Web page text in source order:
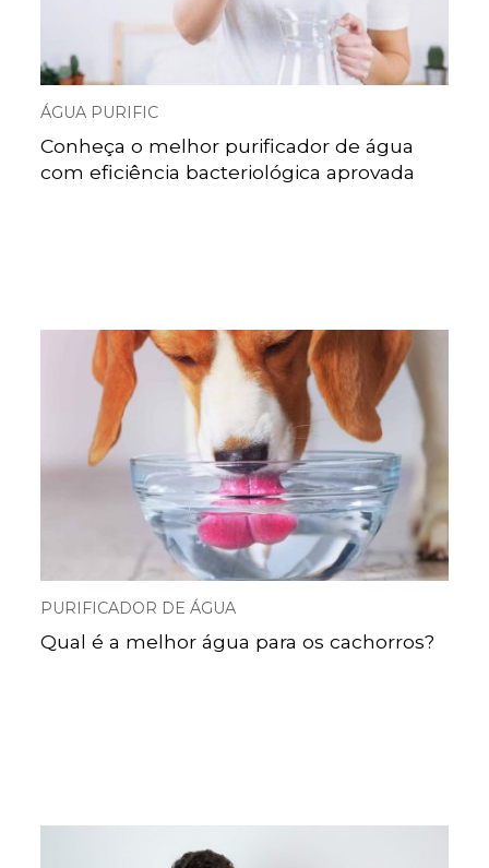
ÁGUA PURIFIC
Conheça o melhor purificador de água
com eficiência bacteriológica aprovada
PURIFICADOR DE ÁGUA
Qual é a melhor água para os cachorros?